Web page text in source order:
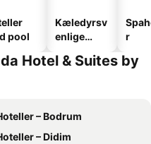
pool
Kæledyrsv
enlige
r
Hotel & Suites by
– Bodrum
– Didim